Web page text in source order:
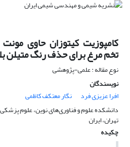
کامپوزیت کیتوزان حاوی
تخم مرغ برای حذف رنگ متیلن
نوع مقاله : علمی-پژوهشی
نویسندگان
افرا عزیزی فرد
نگار معتکف کاظمی
دانشکده علوم و فناوری‌های نوین، علوم پزشکی
تهران، ایران
چکیده